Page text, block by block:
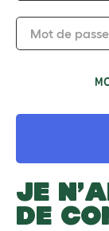
Mot de passe
JE
DE